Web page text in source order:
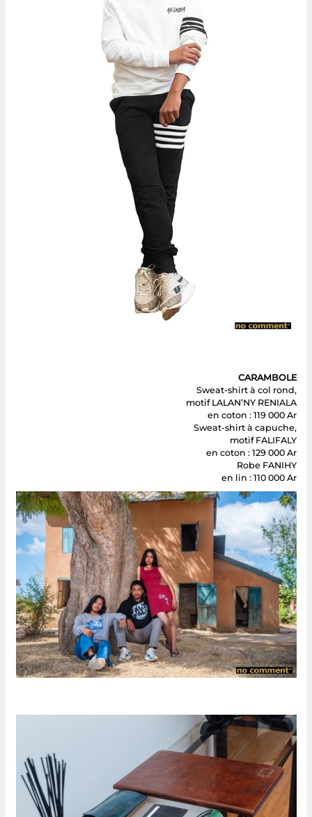
CARAMBOLE
Sweat-shirt à col rond,
motif LALAN’NY RENIALA
en coton : 119 000 Ar
Sweat-shirt à capuche,
motif FALIFALY
en coton : 129 000 Ar
Robe FANIHY
en lin : 110 000 Ar